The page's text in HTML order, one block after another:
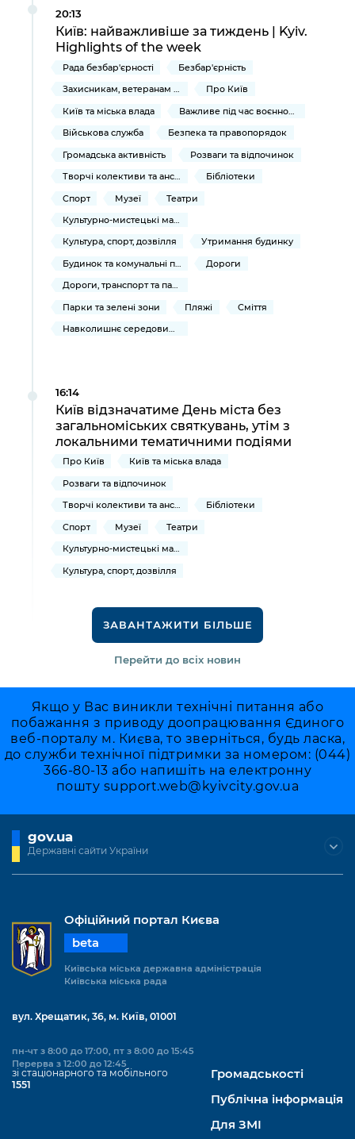
20:13
Київ: найважливіше за тиждень | Kyiv.
Highlights of the week
Рада безбар'єрності
Безбар'єрність
Захисникам, ветеранам та їхнім родинам
Про Київ
Київ та міська влада
Військова служба
Безпека та правопорядок
Громадська активність
Розваги та відпочинок
Творчі колективи та ансамблі
Бібліотеки
Спорт
Музеї
Театри
Культурно-мистецькі масові заходи
Культура, спорт, дозвілля
Утримання будинку
Будинок та комунальні послуги
Дороги
Дороги, транспорт та парковки
Парки та зелені зони
Пляжі
Сміття
Навколишнє середовище міста
16:14
Київ відзначатиме День міста без
загальноміських святкувань, утім з
локальними тематичними подіями
Про Київ
Київ та міська влада
Розваги та відпочинок
Творчі колективи та ансамблі
Бібліотеки
Спорт
Музеї
Театри
Культурно-мистецькі масові заходи
Культура, спорт, дозвілля
ЗАВАНТАЖИТИ БІЛЬШЕ
Перейти до всіх новин
Якщо у Вас виникли технічні питання або
побажання з приводу доопрацювання Єдиного
веб-порталу м. Києва, то зверніться, будь ласка,
до служби технічної підтримки за номером: (044)
366-80-13 або напишіть на електронну
пошту support.web@kyivcity.gov.ua
gov.ua
Державні сайти України
Офіційний портал Києва
beta
Київська міська державна адміністрація
Київська міська рада
вул. Хрещатик, 36, м. Київ, 01001
пн-чт з 8:00 до 17:00, пт з 8:00 до 15:45
Перерва з 12:00 до 12:45
зі стаціонарного та мобільного
1551
Громадськості
Публічна інформація
Для ЗМІ